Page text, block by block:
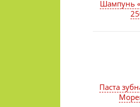
Шампунь
Паста